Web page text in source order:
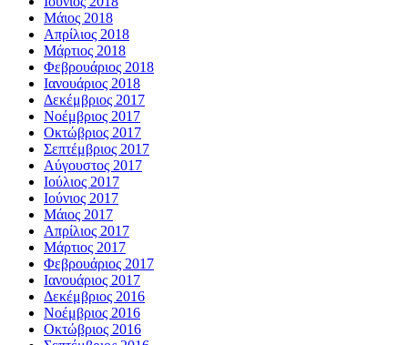
Μάιος 2018
Απρίλιος 2018
Μάρτιος 2018
Φεβρουάριος 2018
Ιανουάριος 2018
Δεκέμβριος 2017
Νοέμβριος 2017
Οκτώβριος 2017
Σεπτέμβριος 2017
Αύγουστος 2017
Ιούλιος 2017
Ιούνιος 2017
Μάιος 2017
Απρίλιος 2017
Μάρτιος 2017
Φεβρουάριος 2017
Ιανουάριος 2017
Δεκέμβριος 2016
Νοέμβριος 2016
Οκτώβριος 2016